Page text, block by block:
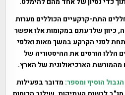
התת-קרקעיים הכוללים מערות
כיוון שלדעתם במקומות אלו אפשר
לפני הקרקע במשך מאות ואלפי
הורסים את ההיסטוריה של
מהמורשת הארכיאולוגית של הארץ.
הוסיף ומספר: מדובר בפעילות